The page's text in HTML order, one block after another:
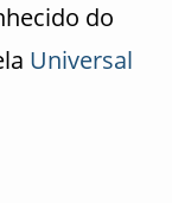
do
Universal